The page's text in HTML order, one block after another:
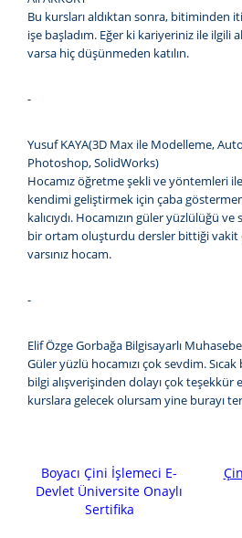
Bu kursları aldıktan sonra, bitiminden
işe başladım. Eğer ki kariyeriniz ile ilgili
varsa hiç düşünmeden katılın.
-
Yusuf KAYA(3D Max ile Modelleme,
Photoshop, SolidWorks)
Hocamız öğretme şekli ve yöntemleri
kendimi geliştirmek için çaba
kalıcıydı. Hocamızın güler yüzlülüğü ve
bir ortam oluşturdu dersler bittiği
varsınız hocam.
-
Elif Özge Gorbağa Bilgisayarlı Muhasebe
Güler yüzlü hocamızı çok sevdim.
bilgi alışverişinden dolayı çok teşekkür
kurslara gelecek olursam yine burayı
Boyacı Çini İşlemeci E-
Devlet Üniversite Onaylı
Sertifika